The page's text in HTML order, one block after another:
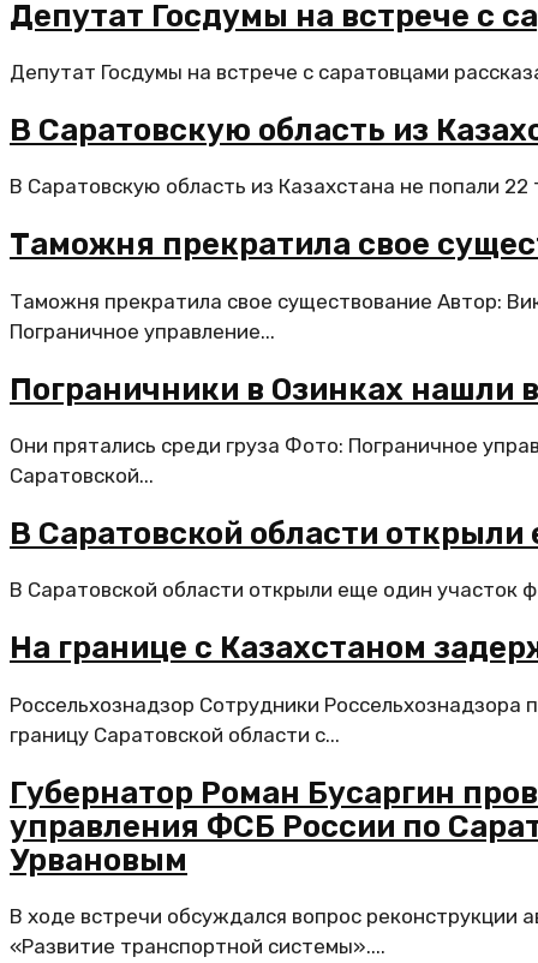
Депутат Госдумы на встрече с
Депутат Госдумы на встрече с саратовцами
В Саратовскую область из
В Саратовскую область из Казахстана не попали
Таможня прекратила свое
Таможня прекратила свое существование Автор:
Пограничное управление...
Пограничники в Озинках нашли
Они прятались среди груза Фото: Пограничное
Саратовской...
В Саратовской области
В Саратовской области открыли еще один участок
На границе с Казахстаном
Россельхознадзор Сотрудники Россельхознадзора
границу Саратовской области с...
Губернатор Роман Бусаргин
управления ФСБ России по
Урвановым
В ходе встречи обсуждался вопрос реконструкции
«Развитие транспортной системы»....